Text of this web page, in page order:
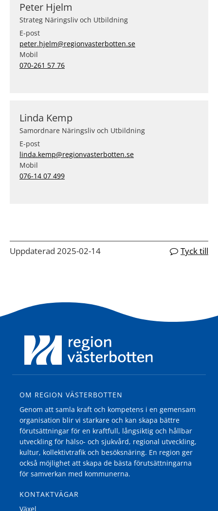
Peter Hjelm
Strateg Näringsliv och Utbildning
E-post
peter.hjelm@regionvasterbotten.se
Mobil
070-261 57 76
Linda Kemp
Samordnare Näringsliv och Utbildning
E-post
linda.kemp@regionvasterbotten.se
Mobil
076-14 07 499
Uppdaterad 2025-02-14 Tyck till
OM REGION VÄSTERBOTTEN
Genom att samla kraft och kompetens i en gemensam
organisation blir vi starkare och kan skapa bättre
förutsättningar för en kraftfull, långsiktig och hållbar
utveckling för hälso- och sjukvård, regional utveckling,
kultur, kollektivtrafik och besöksnäring. En region ger
också möjlighet att skapa de bästa förutsättningarna
för samverkan med kommunerna.
KONTAKTVÄGAR
Växel